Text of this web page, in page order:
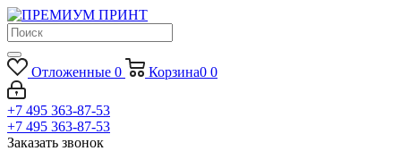
Отложенные 0 Корзина0 0
+7 495 363-87-53
+7 495 363-87-53
Заказать звонок